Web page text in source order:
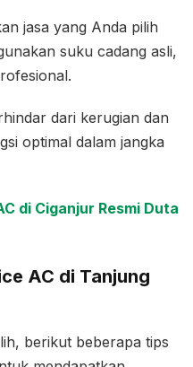
jasa yang Anda pilih
suku cadang asli,
dari kerugian dan
optimal dalam jangka
di Ciganjur Resmi Duta
AC di Tanjung
berikut beberapa tips